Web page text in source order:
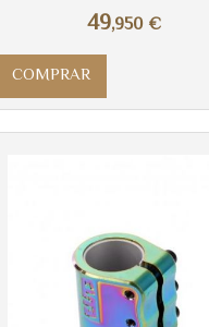
49,950 €
COMPRAR